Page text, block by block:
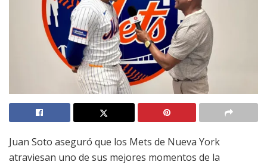
Juan Soto aseguró que los Mets de Nueva York
atraviesan uno de sus mejores momentos de la